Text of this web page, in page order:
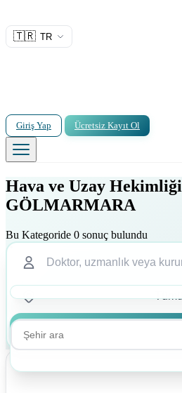
🇹🇷 TR
Giriş Yap Ücretsiz Kayıt Ol
Hava ve Uzay Hekimliği
GÖLMARMARA
Bu Kategoride 0 sonuç bulundu